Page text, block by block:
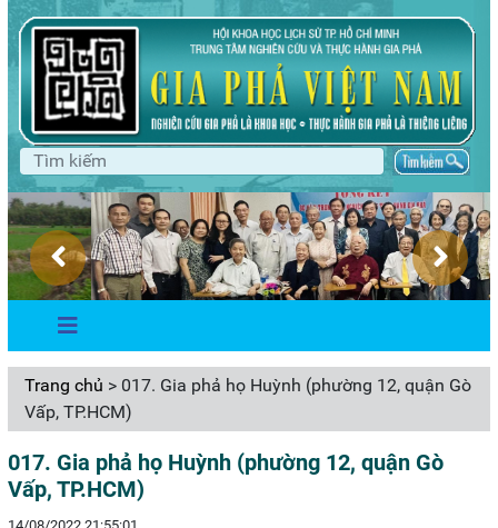
Trang chủ > 017. Gia phả họ Huỳnh (phường 12, quận Gò
Vấp, TP.HCM)
017. Gia phả họ Huỳnh (phường 12, quận Gò
Vấp, TP.HCM)